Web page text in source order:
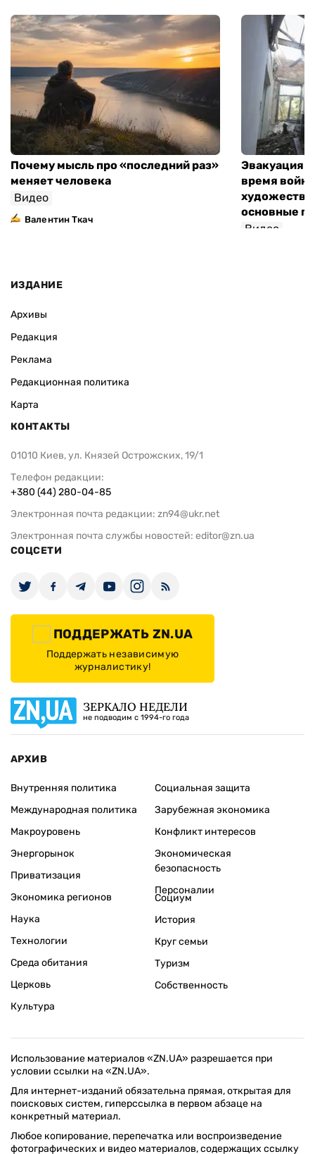
Почему мысль про «последний раз»
меняет человека
Видео
Валентин Ткач
Эвакуация
время
основные
Видео
ИЗДАНИЕ
Архивы
Редакция
Реклама
Редакционная политика
Карта
КОНТАКТЫ
01010 Киев, ул. Князей Острожских, 19/1
Телефон редакции:
+380 (44) 280-04-85
Электронная почта редакции: zn94@ukr.net
Электронная почта службы новостей: editor@zn.ua
СОЦСЕТИ
ПОДДЕРЖАТЬ ZN.UA
Поддержать независимую
журналистику!
ЗЕРКАЛО НЕДЕЛИ
не подводим с 1994-го года
АРХИВ
Внутренняя политика
Международная политика
Макроуровень
Энергорынок
Приватизация
Экономика регионов
Социальная защита
Зарубежная экономика
Конфликт интересов
Экономическая
безопасность
Персоналии
Наука
Технологии
Среда обитания
Церковь
Культура
Социум
История
Круг семьи
Туризм
Собственность
Использование материалов «ZN.UA» разрешается при
условии ссылки на «ZN.UA».
Для интернет-изданий обязательна прямая, открытая для
поисковых систем, гиперссылка в первом абзаце на
конкретный материал.
Любое копирование, перепечатка или воспроизведение
фотографических и видео материалов, содержащих ссылку